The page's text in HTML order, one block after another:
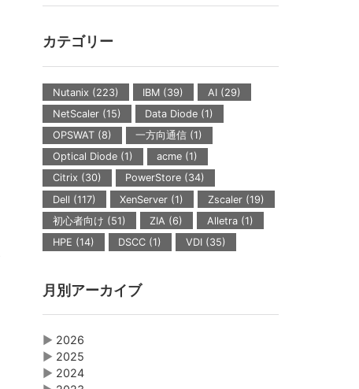
カテゴリー
Nutanix (223) IBM (39)
AI (29)
NetScaler (15)
Data Diode (1)
OPSWAT (8)
一方向通信 (1)
Optical Diode (1)
acme (1)
Citrix (30)
PowerStore (34)
Dell (117)
XenServer (1)
Zscaler (19)
初心者向け (51)
ZIA (6)
Alletra (1)
HPE (14)
DSCC (1) VDI (35)
月別アーカイブ
▶ 2026
▶ 2025
▶ 2024